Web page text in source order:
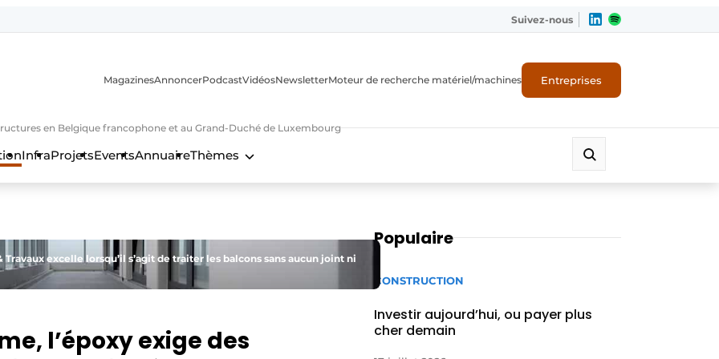
Suivez-nous
en Belgique francophone et au Grand-Duché de Luxembourg
MagazinesAnnoncerPodcastVidéosNewsletterMoteur de recherche matériel/machines Entreprises
InfraProjetsEventsAnnuaireThèmes
excelle lorsqu’il s’agit de traiter les balcons sans aucun joint ni
l’époxy exige des
Populaire
CONSTRUCTION
Investir aujourd’hui, ou payer plus
cher demain